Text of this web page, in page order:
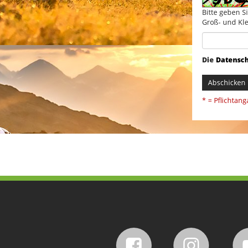
Bitte geben
Groß- und
Die
Abschicken
* =